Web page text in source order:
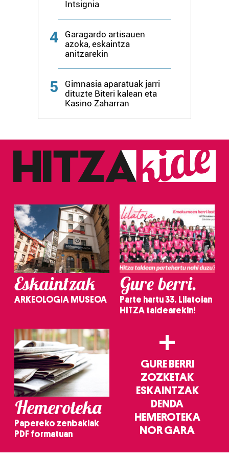
Intsignia
4
Garagardo artisauen
azoka, eskaintza
anitzarekin
5
Gimnasia aparatuak jarri
dituzte Biteri kalean eta
Kasino Zaharran
Eskaintzak
ARKEOLOGIA MUSEOA
Gure berri.
Parte hartu 33. Lilatoian
HITZA taldearekin!
Hemeroteka
Papereko zenbakiak
PDF formatuan
+
GURE BERRI
ZOZKETAK
ESKAINTZAK
DENDA
HEMEROTEKA
NOR GARA